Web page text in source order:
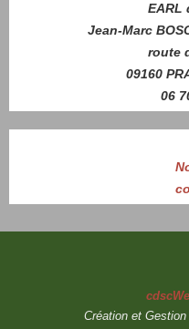
EARL
Jean-Marc
route
09160
06
Création et